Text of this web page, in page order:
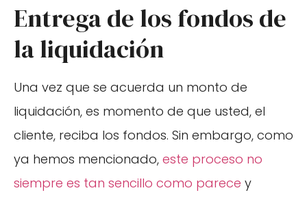
Entrega de los fondos de
la liquidación
Una vez que se acuerda un monto de
liquidación, es momento de que usted, el
cliente, reciba los fondos. Sin embargo, como
ya hemos mencionado, este proceso no
siempre es tan sencillo como parece y